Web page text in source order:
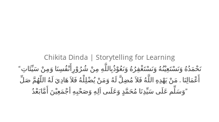
Chikita Dinda | Storytelling for Learning
“نَحْمَدُهُ وَنَسْتَعِيْنُهُ وَنَسْتَغْفِرُهُ وَنَعُوْذُبِاللَّهِ مِنْ شُرُوْرِأَنْفُسِنَا وَمِنْ سَيِّئَاتِ
أَعْمَالِنَا . مَنْ يَهْدِهِ اللَّهُ فَلاَ مُضِلَّ لَهُ وَمَنْ يُضْلِلْهُ فَلاَ هَادِيَ لَهُ اللّهُمَّ صَلِّ
وَسَلِّم عَلَى سَيِّدِنَا مُحَمَّدٍ وَعَلَىى اَلِهِ وَصَحْبِهِ أجْمَعِيْنَ أَمَّابَعْدُ”